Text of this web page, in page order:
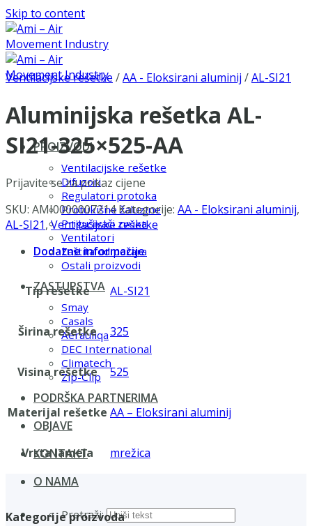
Skip to content
PROIZVODI
Ventilacijske rešetke
Difuzori
Regulatori protoka
Protukišne žaluzine
Prigušivači zvuka
Ventilatori
Zaštita od požara
Ostali proizvodi
ZASTUPSTVA
Smay
Casals
Aerauliqa
DEC International
Climatech
Zip-Clip
PODRŠKA PARTNERIMA
OBJAVE
KONTAKT
O NAMA
Pretraži:
Ventilacijske rešetke /AA - Eloksirani aluminij /AL-SI21
Aluminijska rešetka AL-
SI21-325×525-AA
Prijavite se za prikaz cijene
SKU: AMI0000007214 Kategorije: AA - Eloksirani aluminij,
AL-SI21,Ventilacijske rešetke
Dodatne informacije
Tip rešetke AL-SI21
Širina rešetke 325
Visina rešetke 525
Materijal rešetke AA – Eloksirani aluminij
Vrsta lamela mrežica
Kategorije proizvoda